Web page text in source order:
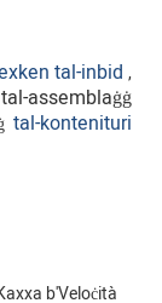
tal-inbid ,
assemblaġġ
tal-kontenituri